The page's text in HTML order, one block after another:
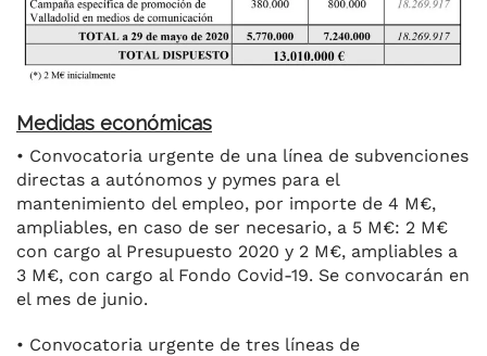
Medidas económicas
• Convocatoria urgente de una línea de subvenciones
directas a autónomos y pymes para el
mantenimiento del empleo, por importe de 4 M€,
ampliables, en caso de ser necesario, a 5 M€: 2 M€
con cargo al Presupuesto 2020 y 2 M€, ampliables a
3 M€, con cargo al Fondo Covid-19. Se convocarán en
el mes de junio.
• Convocatoria urgente de tres líneas de